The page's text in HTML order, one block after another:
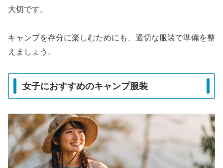
大切です。
キャンプを存分に楽しむためにも、適切な服装で準備を整
えましょう。
女子におすすめのキャンプ服装